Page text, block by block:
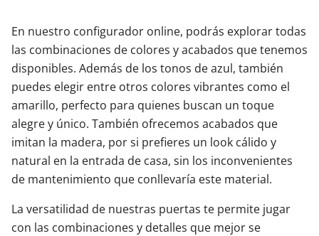
En nuestro configurador online, podrás explorar todas
las combinaciones de colores y acabados que tenemos
disponibles. Además de los tonos de azul, también
puedes elegir entre otros colores vibrantes como el
amarillo, perfecto para quienes buscan un toque
alegre y único. También ofrecemos acabados que
imitan la madera, por si prefieres un look cálido y
natural en la entrada de casa, sin los inconvenientes
de mantenimiento que conllevaría este material.
La versatilidad de nuestras puertas te permite jugar
con las combinaciones y detalles que mejor se